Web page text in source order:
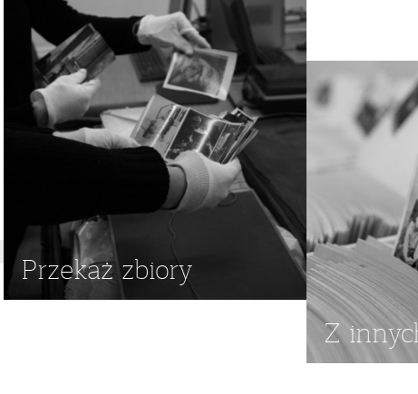
CHÓR STULIGROSZA ,POZNAŃSKIE SŁOWIKI FILHARMONIA
MUZYKOLOGICZNY
Przekaż zbiory
Z